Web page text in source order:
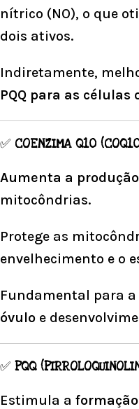
nítrico (NO), o que
dois ativos.
Indiretamente,
PQQ para as células
✅ COENZIMA Q10
Aumenta a
mitocôndrias.
Protege as
envelhecimento e o
Fundamental para a
óvulo e
✅ PQQ
Estimula a